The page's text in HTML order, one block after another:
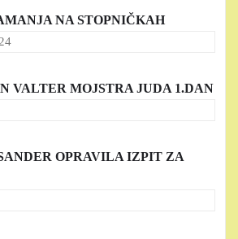
NA STOPNIČKAH
VALTER MOJSTRA JUDA 1.DAN
OPRAVILA IZPIT ZA